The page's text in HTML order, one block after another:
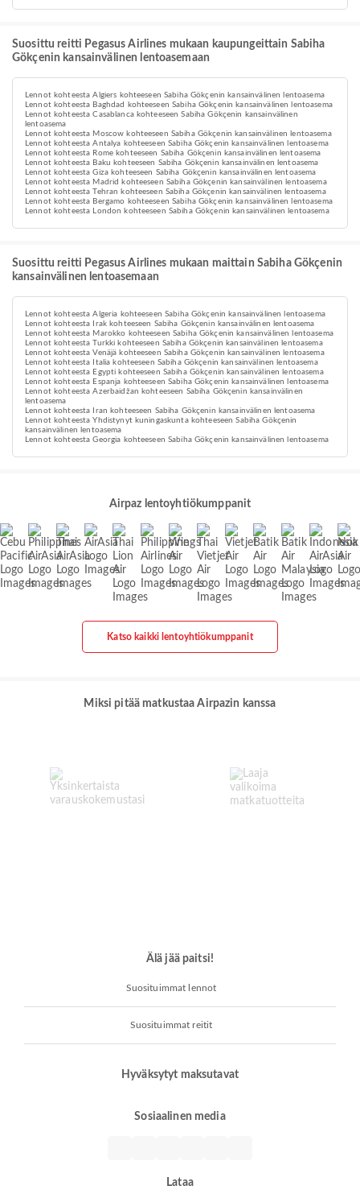
Suosittu reitti Pegasus Airlines mukaan kaupungeittain Sabiha
Gökçenin kansainvälinen lentoasemaan
Lennot kohteesta Algiers kohteeseen Sabiha Gökçenin kansainvälinen lentoasema
Lennot kohteesta Baghdad kohteeseen Sabiha Gökçenin kansainvälinen lentoasema
Lennot kohteesta Casablanca kohteeseen Sabiha Gökçenin kansainvälinen
lentoasema
Lennot kohteesta Moscow kohteeseen Sabiha Gökçenin kansainvälinen lentoasema
Lennot kohteesta Antalya kohteeseen Sabiha Gökçenin kansainvälinen lentoasema
Lennot kohteesta Rome kohteeseen Sabiha Gökçenin kansainvälinen lentoasema
Lennot kohteesta Baku kohteeseen Sabiha Gökçenin kansainvälinen lentoasema
Lennot kohteesta Giza kohteeseen Sabiha Gökçenin kansainvälinen lentoasema
Lennot kohteesta Madrid kohteeseen Sabiha Gökçenin kansainvälinen lentoasema
Lennot kohteesta Tehran kohteeseen Sabiha Gökçenin kansainvälinen lentoasema
Lennot kohteesta Bergamo kohteeseen Sabiha Gökçenin kansainvälinen lentoasema
Lennot kohteesta London kohteeseen Sabiha Gökçenin kansainvälinen lentoasema
Suosittu reitti Pegasus Airlines mukaan maittain Sabiha Gökçenin
kansainvälinen lentoasemaan
Lennot kohteesta Algeria kohteeseen Sabiha Gökçenin kansainvälinen lentoasema
Lennot kohteesta Irak kohteeseen Sabiha Gökçenin kansainvälinen lentoasema
Lennot kohteesta Marokko kohteeseen Sabiha Gökçenin kansainvälinen lentoasema
Lennot kohteesta Turkki kohteeseen Sabiha Gökçenin kansainvälinen lentoasema
Lennot kohteesta Venäjä kohteeseen Sabiha Gökçenin kansainvälinen lentoasema
Lennot kohteesta Italia kohteeseen Sabiha Gökçenin kansainvälinen lentoasema
Lennot kohteesta Egypti kohteeseen Sabiha Gökçenin kansainvälinen lentoasema
Lennot kohteesta Espanja kohteeseen Sabiha Gökçenin kansainvälinen lentoasema
Lennot kohteesta Azerbaidžan kohteeseen Sabiha Gökçenin kansainvälinen
lentoasema
Lennot kohteesta Iran kohteeseen Sabiha Gökçenin kansainvälinen lentoasema
Lennot kohteesta Yhdistynyt kuningaskunta kohteeseen Sabiha Gökçenin
kansainvälinen lentoasema
Lennot kohteesta Georgia kohteeseen Sabiha Gökçenin kansainvälinen lentoasema
Airpaz lentoyhtiökumppanit
Katso kaikki lentoyhtiökumppanit
Miksi pitää matkustaa Airpazin kanssa
Älä jää paitsi!
Suosituimmat lennot
Suosituimmat reitit
Hyväksytyt maksutavat
Sosiaalinen media
Lataa